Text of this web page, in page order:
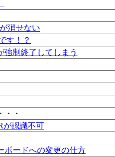
消せない
す！？
強制終了してしまう
・・
が認識不可
ボードへの変更の仕方